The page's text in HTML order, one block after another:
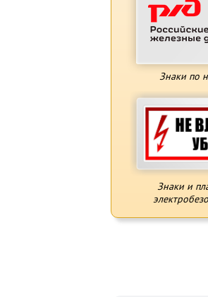
Знаки по
Знаки и